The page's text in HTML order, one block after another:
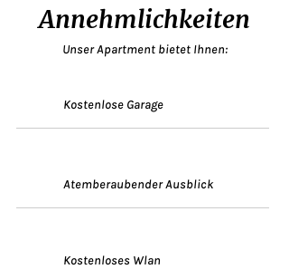
Annehmlichkeiten
Unser Apartment bietet Ihnen:
Kostenlose Garage
Atemberaubender Ausblick
Kostenloses Wlan